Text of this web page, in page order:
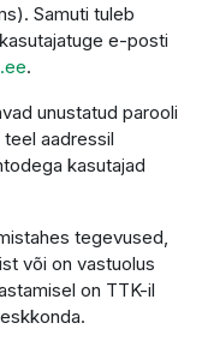
Samuti tuleb
e-posti
.
unustatud parooli
aadressil
kasutajad
tegevused,
või on vastuolus
on TTK-il